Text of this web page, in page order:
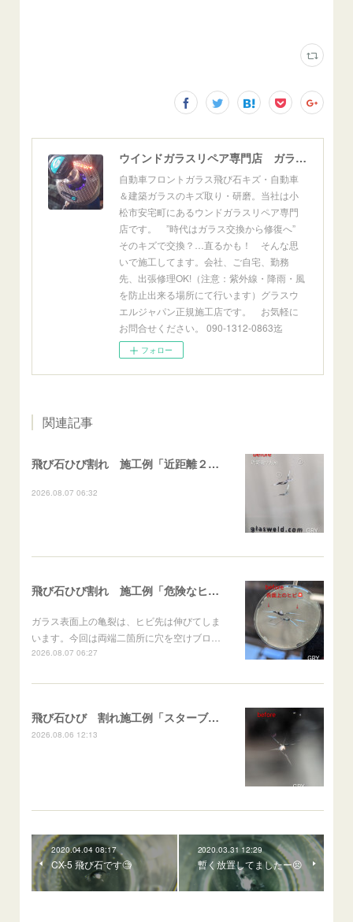
ウインドガラスリペア専門店 ガラスリペア・ヨシダ グラスウェルドジャパン 正規施工店 小松市
自動車フロントガラス飛び石キズ・自動車
＆建築ガラスのキズ取り・研磨。当社は小
松市安宅町にあるウンドガラスリペア専門
店です。 ”時代はガラス交換から修復へ”
そのキズで交換？…直るかも！ そんな思
いで施工してます。会社、ご自宅、勤務
先、出張修理OK!（注意：紫外線・降雨・風
を防止出来る場所にて行います）グラスウ
エルジャパン正規施工店です。 お気軽に
お問合せください。 090-1312-0863迄
フォロー
関連記事
飛び石ひび割れ 施工例「近距離２箇所・パーシャル系+ストレート系」CX-8
2026.08.07 06:32
飛び石ひび割れ 施工例「危険なヒビ🚨⚠️表面上亀裂」ジムニー
ガラス表面上の亀裂は、ヒビ先は伸びてしま
います。今回は両端二箇所に穴を空けブロ…
2026.08.07 06:27
飛び石ひび 割れ施工例「スターブレイク系」 フリード
2026.08.06 12:13
2020.04.04 08:17
CX-5 飛び石です🧐
2020.03.31 12:29
暫く放置してましたー😣